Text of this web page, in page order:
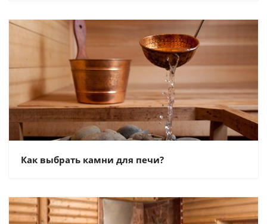
Как выбрать камни для печи?